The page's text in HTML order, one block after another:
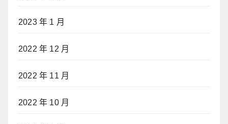
2023 年 1 月
2022 年 12 月
2022 年 11 月
2022 年 10 月